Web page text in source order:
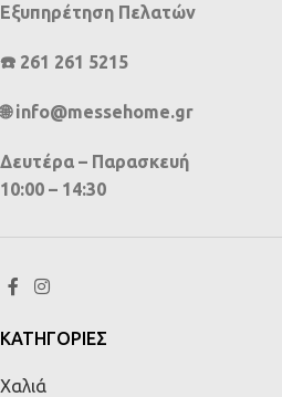
Εξυπηρέτηση Πελατών
☎️ 261 261 5215
🌐 info@messehome.gr
Δευτέρα – Παρασκευή
10:00 – 14:30
ΚΑΤΗΓΟΡΙΕΣ
Χαλιά